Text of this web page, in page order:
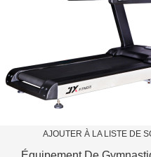
AJOUTER À LA LISTE DE